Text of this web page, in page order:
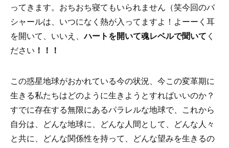
ってきます。おちおち寝てもいられません（笑今回のバ
シャールは、いつになく熱が入ってますよ！よーーく耳
を開いて、いいえ、ハートを開いて魂レベルで聞いて く
ださい ！！！
この惑星地球がおかれている今の状況、今この変革期に
生きる私たちはどのように生きようとすればいいのか？
すでに存在する無限にあるパラレルな地球で、これから
自分は、どんな地球に、どんな人間として、どんな人々
と共に、どんな関係性を持って、どんな望みを生きるの